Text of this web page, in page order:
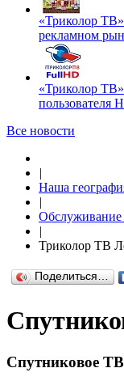
«Триколор
рекламном
«Триколор
пользователя
Все новости
|
Наша
|
|
Триколор ТВ
Поделиться…
Спутниковое